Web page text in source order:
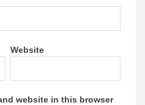
Website
website in this browser